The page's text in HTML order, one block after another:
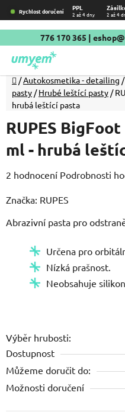
Přejít
na
obsah
Rychlost doručení PPL
2 až 4 dny 2 až 4
776 170 365 |
Domů
/Autokosmetika - detailing /
pasty / Hrubé leštící pasty /
hrubá leštící pasta
Abrazivní pasta pro
Určena pro
Nízká prašnost.
Neobsahuje
Výběr hrubosti:
Dostupnost
Můžeme doručit do:
Možnosti doručení
RUPES
ml - hrubá
Průměrné
produktu
je
hvězdiček.
2 hodnocení Podrobnosti
Značka: RUPES